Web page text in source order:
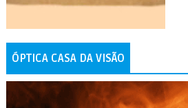
ÓPTICA CASA DA VISÃO